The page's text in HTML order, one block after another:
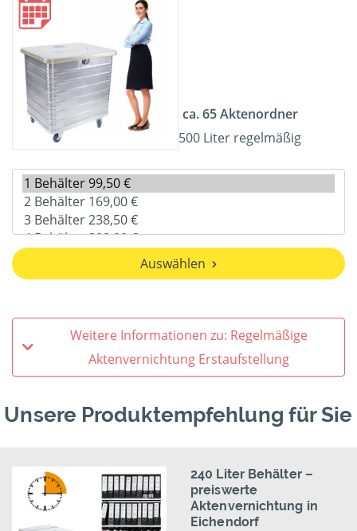
ca. 65 Aktenordner
500 Liter regelmäßig
Auswählen
Weitere Informationen zu: Regelmäßige
Aktenvernichtung Erstaufstellung
Unsere Produktempfehlung für Sie
240 Liter Behälter –
preiswerte
Aktenvernichtung in
Eichendorf